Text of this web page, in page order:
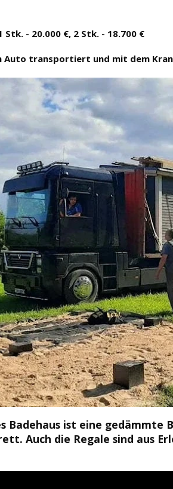
- 20.000 €, 2 Stk. - 18.700 €
Auto transportiert und mit dem
Badehaus ist eine
Auch die Regale sind aus